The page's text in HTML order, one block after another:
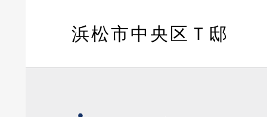
浜松市中央区Ｔ邸